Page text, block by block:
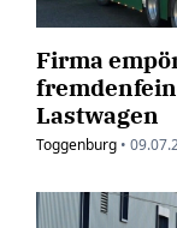
Firma
Lastwagen
Toggenburg •